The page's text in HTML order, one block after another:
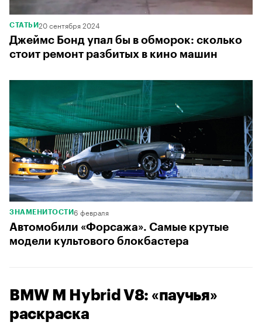
СТАТЬИ20 сентября 2024
Джеймс Бонд упал бы в обморок: сколько
стоит ремонт разбитых в кино машин
ЗНАМЕНИТОСТИ6 февраля
Автомобили «Форсажа». Самые крутые
модели культового блокбастера
BMW M Hybrid V8: «паучья»
раскраска